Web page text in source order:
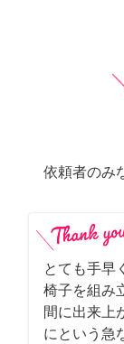
依頼者のみ
とても手早
椅子を組み
間に出来上
にという急